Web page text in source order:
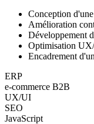
Conception
Amélioration
Développement
Optimisation
Encadrement
ERP
e-commerce B2B
UX/UI
SEO
JavaScript